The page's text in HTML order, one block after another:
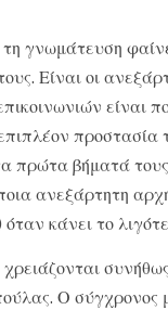
γνωμάτευση
Είναι οι
είναι
προστασία
βήματά
ανεξάρτητη
κάνει το
Ο